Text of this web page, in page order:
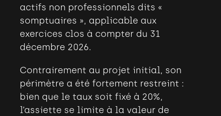
actifs non professionnels dits «
somptuaires », applicable aux
exercices clos à compter du 31
décembre 2026.
Contrairement au projet initial, son
périmètre a été fortement restreint :
bien que le taux soit fixé à 20%,
l’assiette se limite à la valeur de